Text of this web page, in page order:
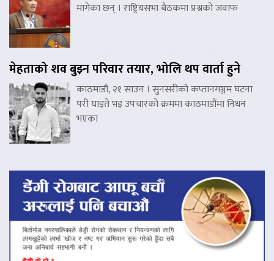
मागेका छन् । राष्ट्रियसभा बैठकमा प्रश्नको जवाफ
मेहताको शव बुझ्न परिवार तयार, भोलि थप वार्ता हुने
काठमाडौं, २१ साउन । सुनसरीको कप्तानगञ्जम घटना
परी घाइते भइ उपचारको क्रममा काठमाडौंमा निधन
भएका